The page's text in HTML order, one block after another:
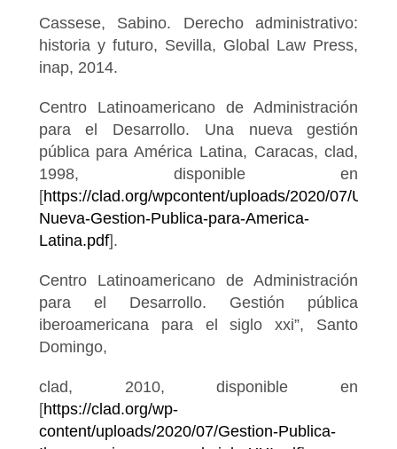
Cassese, Sabino. Derecho administrativo:
historia y futuro, Sevilla, Global Law Press,
inap, 2014.
Centro Latinoamericano de Administración
para el Desarrollo. Una nueva gestión
pública para América Latina, Caracas, clad,
1998, disponible en
[https://clad.org/wpcontent/uploads/2020/07/Una-
Nueva-Gestion-Publica-para-America-
Latina.pdf].
Centro Latinoamericano de Administración
para el Desarrollo. Gestión pública
iberoamericana para el siglo xxi”, Santo
Domingo,
clad, 2010, disponible en
[https://clad.org/wp-
content/uploads/2020/07/Gestion-Publica-